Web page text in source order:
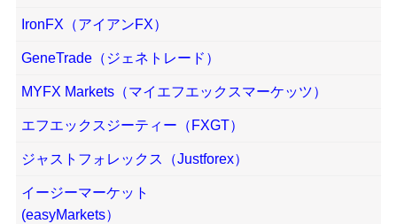
IronFX（アイアンFX）
GeneTrade（ジェネトレード）
MYFX Markets（マイエフエックスマーケッツ）
エフエックスジーティー（FXGT）
ジャストフォレックス（Justforex）
イージーマーケット
(easyMarkets）